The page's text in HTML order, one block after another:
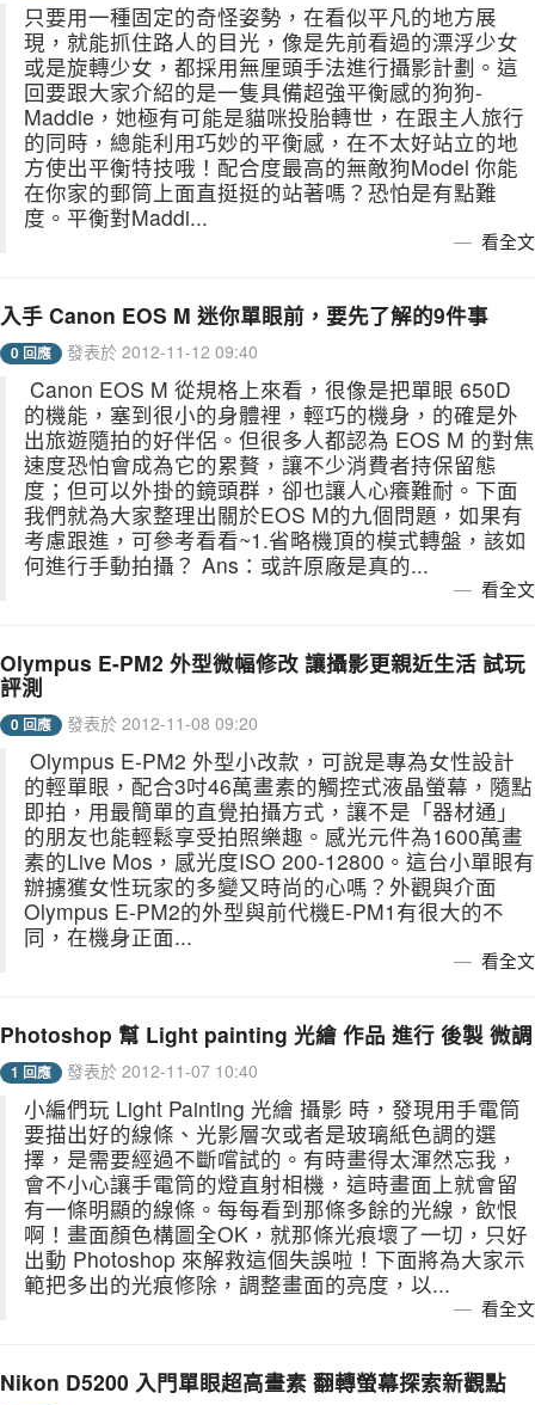
只要用一種固定的奇怪姿勢，在看似平凡的地方展
現，就能抓住路人的目光，像是先前看過的漂浮少女
或是旋轉少女，都採用無厘頭手法進行攝影計劃。這
回要跟大家介紹的是一隻具備超強平衡感的狗狗-
Maddie，她極有可能是貓咪投胎轉世，在跟主人旅行
的同時，總能利用巧妙的平衡感，在不太好站立的地
方使出平衡特技哦！配合度最高的無敵狗Model 你能
在你家的郵筒上面直挺挺的站著嗎？恐怕是有點難
度。平衡對Maddi...
看全文
入手 Canon EOS M 迷你單眼前，要先了解的9件事
0 回應 發表於 2012-11-12 09:40
Canon EOS M 從規格上來看，很像是把單眼 650D
的機能，塞到很小的身體裡，輕巧的機身，的確是外
出旅遊隨拍的好伴侶。但很多人都認為 EOS M 的對焦
速度恐怕會成為它的累贅，讓不少消費者持保留態
度；但可以外掛的鏡頭群，卻也讓人心癢難耐。下面
我們就為大家整理出關於EOS M的九個問題，如果有
考慮跟進，可參考看看~1.省略機頂的模式轉盤，該如
何進行手動拍攝？ Ans：或許原廠是真的...
看全文
Olympus E-PM2 外型微幅修改 讓攝影更親近生活 試玩
評測
0 回應 發表於 2012-11-08 09:20
Olympus E-PM2 外型小改款，可說是專為女性設計
的輕單眼，配合3吋46萬畫素的觸控式液晶螢幕，隨點
即拍，用最簡單的直覺拍攝方式，讓不是「器材通」
的朋友也能輕鬆享受拍照樂趣。感光元件為1600萬畫
素的Live Mos，感光度ISO 200-12800。這台小單眼有
辦擄獲女性玩家的多變又時尚的心嗎？外觀與介面
Olympus E-PM2的外型與前代機E-PM1有很大的不
同，在機身正面...
看全文
Photoshop 幫 Light painting 光繪 作品 進行 後製 微調
1 回應 發表於 2012-11-07 10:40
小編們玩 Light Painting 光繪 攝影 時，發現用手電筒
要描出好的線條、光影層次或者是玻璃紙色調的選
擇，是需要經過不斷嚐試的。有時畫得太渾然忘我，
會不小心讓手電筒的燈直射相機，這時畫面上就會留
有一條明顯的線條。每每看到那條多餘的光線，飲恨
啊！畫面顏色構圖全OK，就那條光痕壞了一切，只好
出動 Photoshop 來解救這個失誤啦！下面將為大家示
範把多出的光痕修除，調整畫面的亮度，以...
看全文
Nikon D5200 入門單眼超高畫素 翻轉螢幕探索新觀點